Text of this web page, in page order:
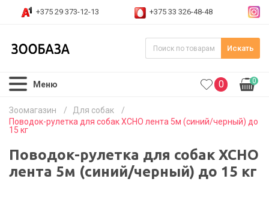
+375 29 373-12-13 +375 33 326-48-48
Искать
Меню 0 0
Зоомагазин / Для собак
/
Поводок-рулетка для собак XCHO лента 5м (синий/черный) до
15 кг
Поводок-рулетка для собак XCHO
лента 5м (синий/черный) до 15 кг